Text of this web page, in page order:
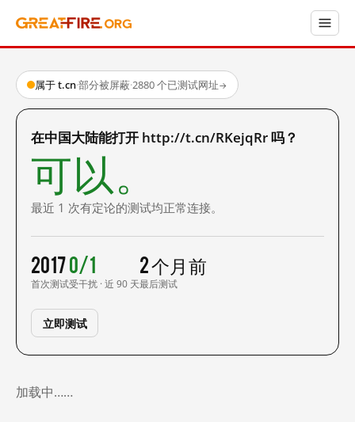
属于 t.cn·部分被屏蔽·2880 个已测试网址→
在中国大陆能打开 http://t.cn/RKejqRr 吗？
可以。
最近 1 次有定论的测试均正常连接。
2017
首次测试
0/1
受干扰 · 近 90 天
2 个月前
最后测试
立即测试
加载中……